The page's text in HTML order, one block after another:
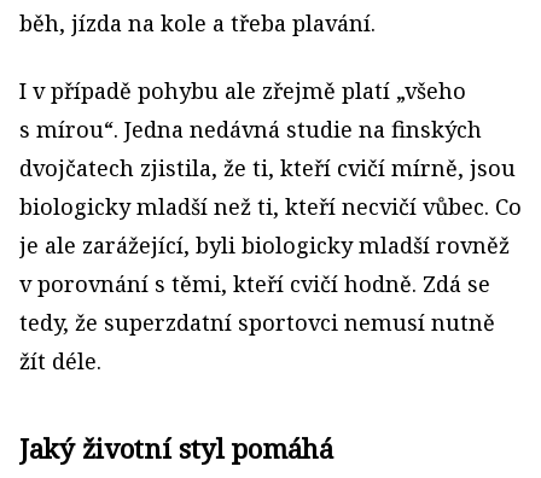
běh, jízda na kole a třeba plavání.
I v případě pohybu ale zřejmě platí „všeho
s mírou“. Jedna nedávná studie na finských
dvojčatech zjistila, že ti, kteří cvičí mírně, jsou
biologicky mladší než ti, kteří necvičí vůbec. Co
je ale zarážející, byli biologicky mladší rovněž
v porovnání s těmi, kteří cvičí hodně. Zdá se
tedy, že superzdatní sportovci nemusí nutně
žít déle.
Jaký životní styl pomáhá